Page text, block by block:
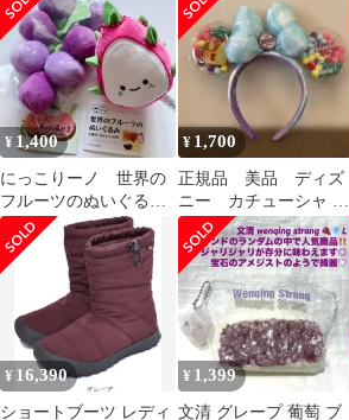
楊柳 妊婦さんOK
ス
¥ 1,400
にっこりーノ 世界の
フルーツのぬいぐるみ
ドラゴンフルーツ ぶ
どうグレープ
¥ 1,700
正規品 美品 ディズ
ニー カチューシャ カ
ール アメリカ 水
色 ピンク キラキラ
¥ 16,390
ショートブーツ レディ
¥ 1,399
文清 グレープ 葡萄 ブ